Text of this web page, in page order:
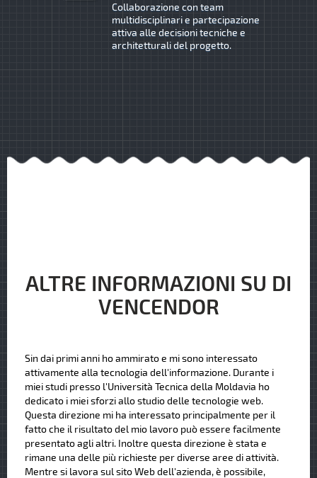
Collaborazione con team
multidisciplinari e partecipazione
attiva alle decisioni tecniche e
architetturali del progetto.
ALTRE INFORMAZIONI SU DI
VENCENDOR
Sin dai primi anni ho ammirato e mi sono interessato
attivamente alla tecnologia dell'informazione. Durante i
miei studi presso l'Università Tecnica della Moldavia ho
dedicato i miei sforzi allo studio delle tecnologie web.
Questa direzione mi ha interessato principalmente per il
fatto che il risultato del mio lavoro può essere facilmente
presentato agli altri. Inoltre questa direzione è stata e
rimane una delle più richieste per diverse aree di attività.
Mentre si lavora sul sito Web dell'azienda, è possibile,